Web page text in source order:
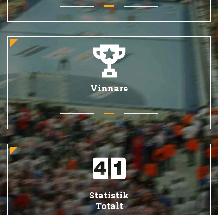
Vinnare
Statistik
Totalt